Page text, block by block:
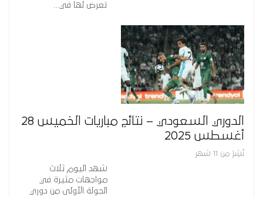
تعرض لها في…
الدوري السعودي – نتائج مباريات الخميس 28
أغسطس 2025
نُشِرَ من 11 شهر
شهد اليوم ثلاث
مواجهات مثيرة في
الجولة الأولى من دوري